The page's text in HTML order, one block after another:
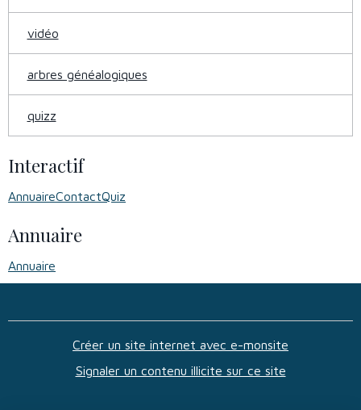
vidéo
arbres généalogiques
quizz
Interactif
AnnuaireContactQuiz
Annuaire
Annuaire
Créer un site internet avec e-monsite
Signaler un contenu illicite sur ce site